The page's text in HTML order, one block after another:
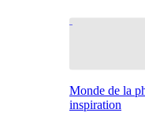
Monde de la
inspiration